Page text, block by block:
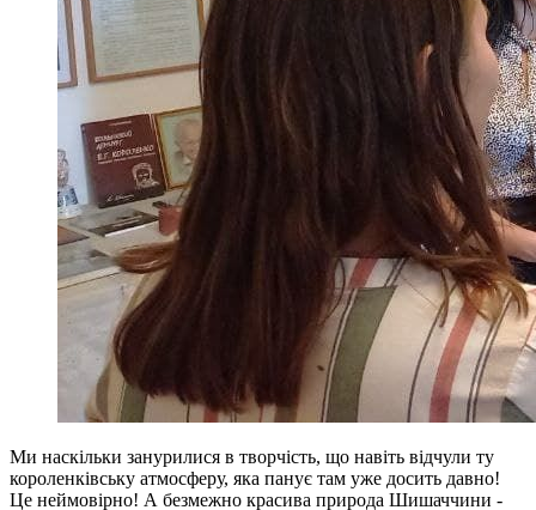
Ми наскільки занурилися в творчість, що навіть відчули ту
короленківську атмосферу, яка панує там уже досить давно!
Це неймовірно! А безмежно красива природа Шишаччини -